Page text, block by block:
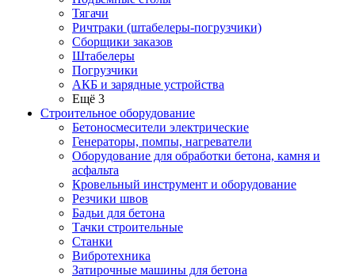
Тягачи
Ричтраки (штабелеры-погрузчики)
Сборщики заказов
Штабелеры
Погрузчики
АКБ и зарядные устройства
Ещё 3
Строительное оборудование
Бетоносмесители электрические
Генераторы, помпы, нагреватели
Оборудование для обработки бетона, камня и
асфальта
Кровельный инструмент и оборудование
Резчики швов
Бадьи для бетона
Тачки строительные
Станки
Вибротехника
Затирочные машины для бетона